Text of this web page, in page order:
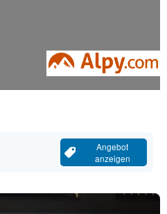
Angebot
anzeigen